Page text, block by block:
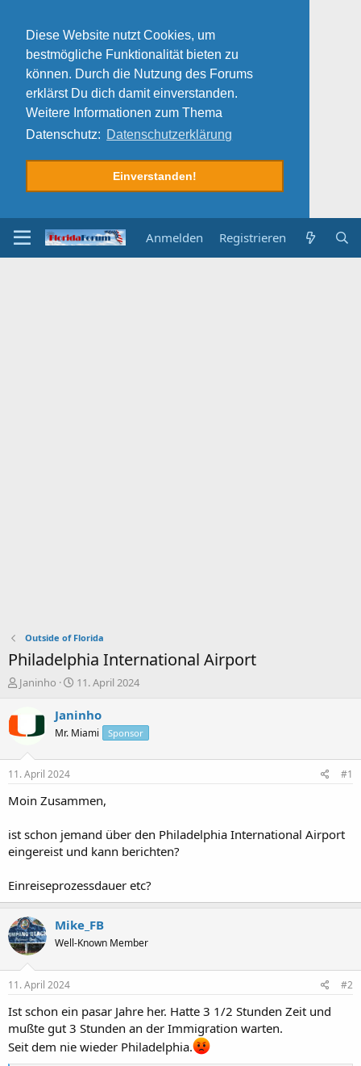
Diese Website nutzt Cookies, um
bestmögliche Funktionalität bieten zu
können. Durch die Nutzung des Forums
erklärst Du dich damit einverstanden.
Weitere Informationen zum Thema
Datenschutz: Datenschutzerklärung
Einverstanden!
Anmelden Registrieren
Outside of Florida
Philadelphia International Airport
E
e
r
Janinho
E
s
e
a
11. April 2024
Janinho
Mr. Miami Sponsor
11. April 2024 #1
Moin Zusammen,
ist schon jemand über den Philadelphia International Airport
eingereist und kann berichten?
Einreiseprozessdauer etc?
Mike_FB
Well-Known Member
11. April 2024 #2
Ist schon ein pasar Jahre her. Hatte 3 1/2 Stunden Zeit und
mußte gut 3 Stunden an der Immigration warten.
Seit dem nie wieder Philadelphia.